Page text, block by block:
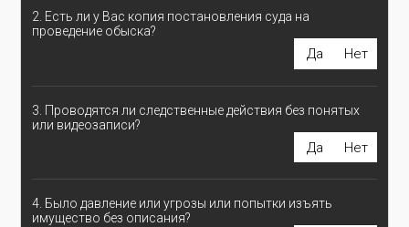
2. Есть ли у Вас копия постановления суда на
проведение обыска?
Да Нет
3. Проводятся ли следственные действия без понятых
или видеозаписи?
Да Нет
4. Было давление или угрозы или попытки изъять
имущество без описания?